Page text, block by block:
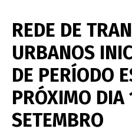
REDE DE
URBANOS
DE PERÍODO
PRÓXIMO DIA
SETEMBRO